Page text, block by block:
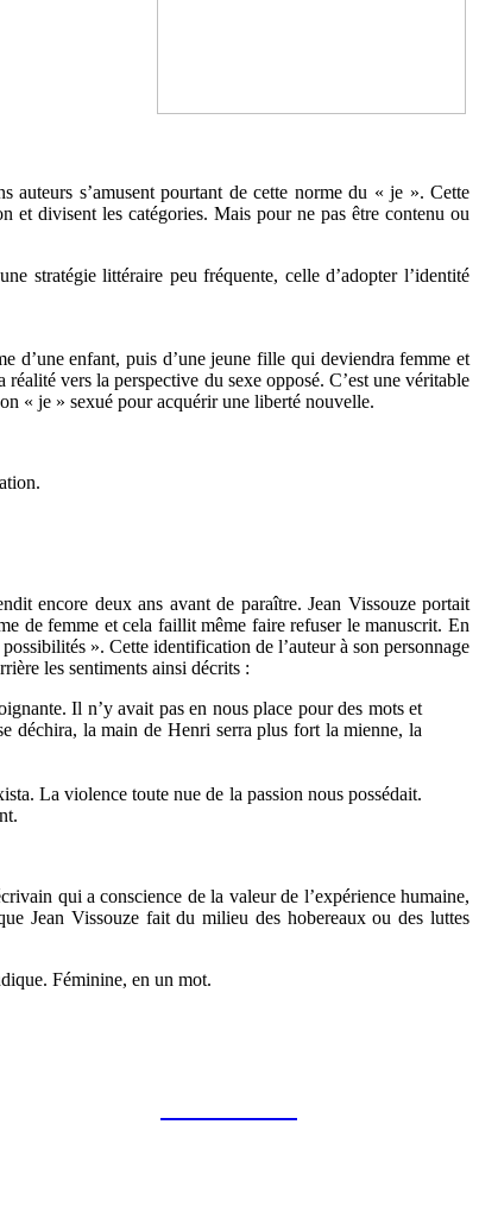
auteurs s’amusent pourtant de cette norme du « je ». Cette
et divisent les catégories. Mais pour ne pas être contenu ou
stratégie littéraire peu fréquente, celle d’adopter l’identité
d’une enfant, puis d’une jeune fille qui deviendra femme et
vers la perspective du sexe opposé. C’est une véritable
« je » sexué pour acquérir une liberté nouvelle.
encore deux ans avant de paraître. Jean Vissouze portait
de femme et cela faillit même faire refuser le manuscrit. En
». Cette identification de l’auteur à son personnage
les sentiments ainsi décrits :
Il n’y avait pas en nous place pour des mots et
déchira, la main de Henri serra plus fort la mienne, la
La violence toute nue de la passion nous possédait.
qui a conscience de la valeur de l’expérience humaine,
Jean Vissouze fait du milieu des hobereaux ou des luttes
Féminine, en un mot.